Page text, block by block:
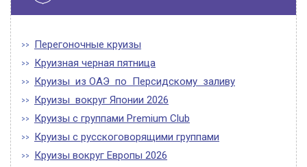
Перегоночные круизы
Круизная черная пятница
Круизы из ОАЭ по Персидскому заливу
Круизы вокруг Японии 2026
Круизы с группами Premium Club
Круизы с русскоговорящими группами
Круизы вокруг Европы 2026